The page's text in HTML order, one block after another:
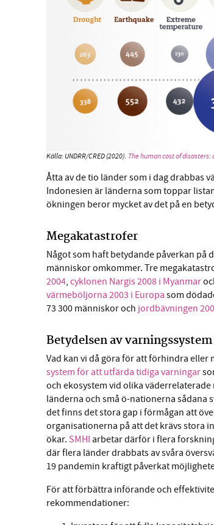
Källa: UNDRR/CRED (2020). The human cost of
Åtta av de tio länder som i dag drabbas
Indonesien är länderna som toppar
ökningen beror mycket av det på en
Megakatastrofer
Något som haft betydande påverkan på
människor omkommer. Tre
2004, cyklonen Nargis 2008 i Myanmar
värmeböljorna 2003 i Europa som
73 300 människor och jordbävningen
Betydelsen av varningssystem
Vad kan vi då göra för att förhindra eller
system för att utfärda tidiga varningar
och ekosystem vid olika
länderna och små ö-nationerna sådana
det finns det stora gap i förmågan att
organisationerna på att det krävs stora
ökar. SMHI arbetar därför i flera
där flera länder drabbats av svåra
19 pandemin kraftigt påverkat
För att förbättra införande och
rekommendationer: